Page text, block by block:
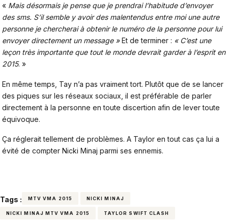
« Mais désormais je pense que je prendrai l’habitude d’envoyer
des sms. S’il semble y avoir des malentendus entre moi une autre
personne je chercherai à obtenir le numéro de la personne pour lui
envoyer directement un message »Et de terminer : « C’est une
leçon très importante que tout le monde devrait garder à l’esprit en
2015. »
En même temps, Tay n’a pas vraiment tort. Plutôt que de se lancer
des piques sur les réseaux sociaux, il est préférable de parler
directement à la personne en toute discertion afin de lever toute
équivoque.
Ça réglerait tellement de problèmes. A Taylor en tout cas ça lui a
évité de compter Nicki Minaj parmi ses ennemis.
Tags : MTV VMA 2015 NICKI MINAJ
NICKI MINAJ MTV VMA 2015 TAYLOR SWIFT CLASH